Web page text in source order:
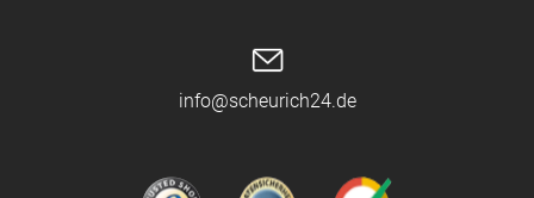
info@scheurich24.de